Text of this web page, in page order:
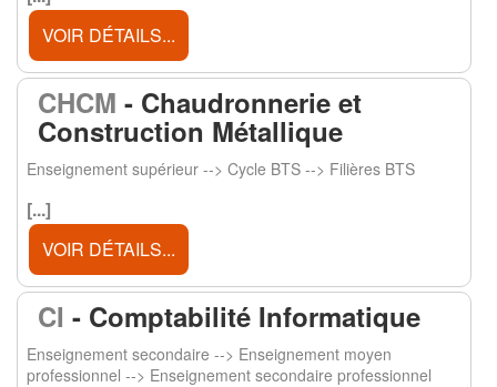
VOIR DÉTAILS...
CHCM - Chaudronnerie et
Construction Métallique
Enseignement supérieur --> Cycle BTS --> Filières BTS
[...]
VOIR DÉTAILS...
CI - Comptabilité Informatique
Enseignement secondaire --> Enseignement moyen
professionnel --> Enseignement secondaire professionnel